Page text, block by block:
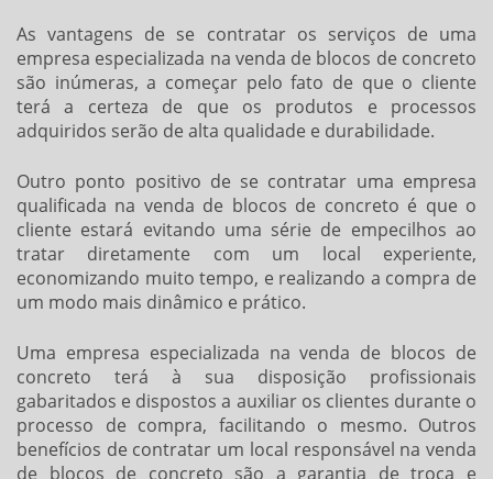
As vantagens de se contratar os serviços de uma
empresa especializada na venda de blocos de concreto
são inúmeras, a começar pelo fato de que o cliente
terá a certeza de que os produtos e processos
adquiridos serão de alta qualidade e durabilidade.
Outro ponto positivo de se contratar uma empresa
qualificada na venda de blocos de concreto é que o
cliente estará evitando uma série de empecilhos ao
tratar diretamente com um local experiente,
economizando muito tempo, e realizando a compra de
um modo mais dinâmico e prático.
Uma empresa especializada navenda de blocos de
concreto terá à sua disposição profissionais
gabaritados e dispostos a auxiliar os clientes durante o
processo de compra, facilitando o mesmo. Outros
benefícios de contratar um local responsável na venda
de blocos de concreto são a garantia de troca e